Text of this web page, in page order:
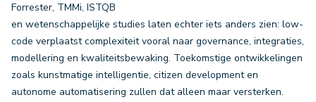
Forrester, TMMi, ISTQB
en wetenschappelijke studies laten echter iets anders zien: low-
code verplaatst complexiteit vooral naar governance, integraties,
modellering en kwaliteitsbewaking. Toekomstige ontwikkelingen
zoals kunstmatige intelligentie, citizen development en
autonome automatisering zullen dat alleen maar versterken.